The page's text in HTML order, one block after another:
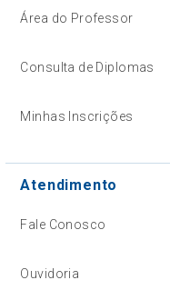
Área do Professor
Consulta de Diplomas
Minhas Inscrições
Atendimento
Fale Conosco
Ouvidoria